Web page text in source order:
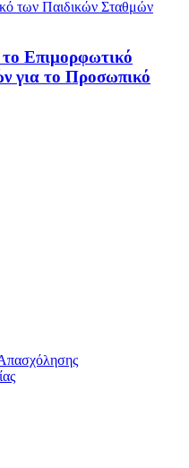
Επιμορφωτικό
για το Προσωπικό